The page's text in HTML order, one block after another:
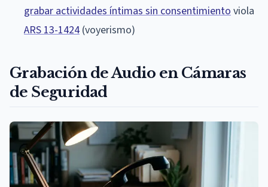
grabar actividades íntimas sin consentimiento viola
ARS 13-1424 (voyerismo)
Grabación de Audio en Cámaras
de Seguridad